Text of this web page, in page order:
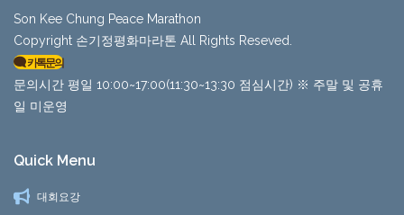
Son Kee Chung Peace Marathon
Copyright 손기정평화마라톤 All Rights Reseved.
카톡문의
문의시간 평일 10:00~17:00(11:30~13:30 점심시간) ※ 주말 및 공휴
일 미운영
Quick Menu
대회요강